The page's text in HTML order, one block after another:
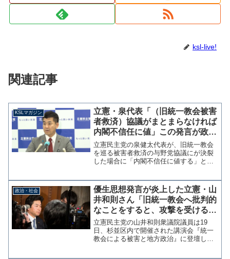
ksl-live!
関連記事
KSLマガジン
立憲・泉代表「（旧統一教会被害
者救済）協議がまとまらなければ
内閣不信任に値」この発言が政治
的に危険である理由【マガジン
195号】
立憲民主党の泉健太代表が、旧統一教会
を巡る被害者救済の与野党協議にが決裂
した場合に「内閣不信任に値する」と発
問う質問が相次ぎ、自民党の茂木敏充幹
事長からは発言を撤回を...
政治・社会
優生思想発言が炎上した立憲・山
井和則さん「旧統一教会へ批判的
なことをすると、攻撃を受けるリ
スクすらある」
立憲民主党の山井和則衆議院議員は19
日、杉並区内で開催された講演会『統一
教会による被害と地方政治』に登壇し